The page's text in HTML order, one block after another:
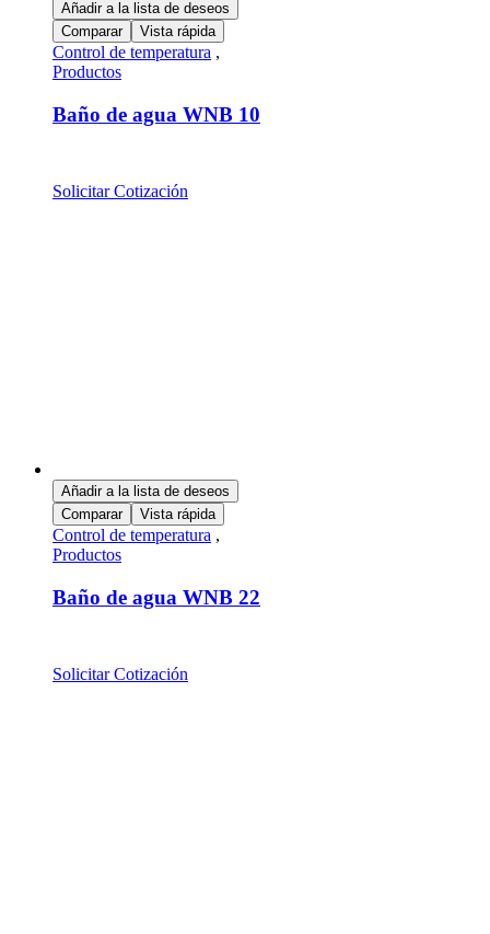
Añadir a la lista de deseos
Comparar
Vista rápida
Control de temperatura ,
Productos
Baño de agua WNB 10
Solicitar Cotización
Añadir a la lista de deseos
Comparar
Vista rápida
Control de temperatura ,
Productos
Baño de agua WNB 22
Solicitar Cotización